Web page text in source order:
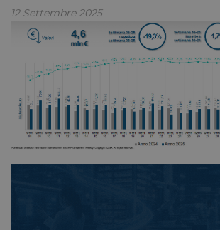
12 Settembre 2025